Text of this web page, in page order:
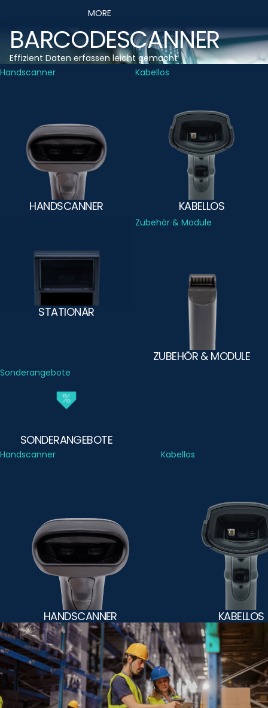
MORE
BARCODESCANNER
Effizient Daten erfassen leicht gemacht
Handscanner
HANDSCANNER
Kabellos
KABELLOS
STATIONÄR
Zubehör & Module
ZUBEHÖR & MODULE
Sonderangebote
SONDERANGEBOTE
Handscanner
HANDSCANNER
Kabellos
KABELLOS